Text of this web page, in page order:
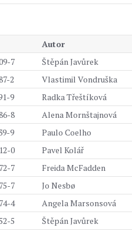
Autor
7
Štěpán Javůrek
2
Vlastimil Vondruška
9
Radka Třeštíková
8
Alena Mornštajnová
9
Paulo Coelho
0
Pavel Kolář
7
Freida McFadden
7
Jo Nesbø
4
Angela Marsonsová
5
Štěpán Javůrek